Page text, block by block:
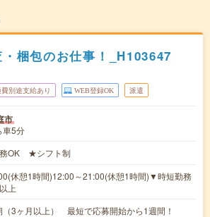
梱包のお仕事！_H103647
費別途支給あり WEB登録OK 派遣
市
車5分
務OK ★シフト制
休憩1時間)12:00～21:00(休憩1時間)▼時短勤務
上
（3ヶ月以上） 最短で応募開始から1週間！